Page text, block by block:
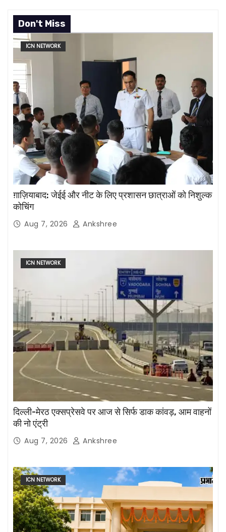
Don't Miss
ICN NETWORK
ग़ाज़ियाबाद: जेईई और नीट के लिए प्रशासन छात्राओं को निशुल्क
कोचिंग
Aug 7, 2026 Ankshree
ICN NETWORK
दिल्ली-मेरठ एक्सप्रेसवे पर आज से सिर्फ डाक कांवड़, आम वाहनों
की नो एंट्री
Aug 7, 2026 Ankshree
ICN NETWORK